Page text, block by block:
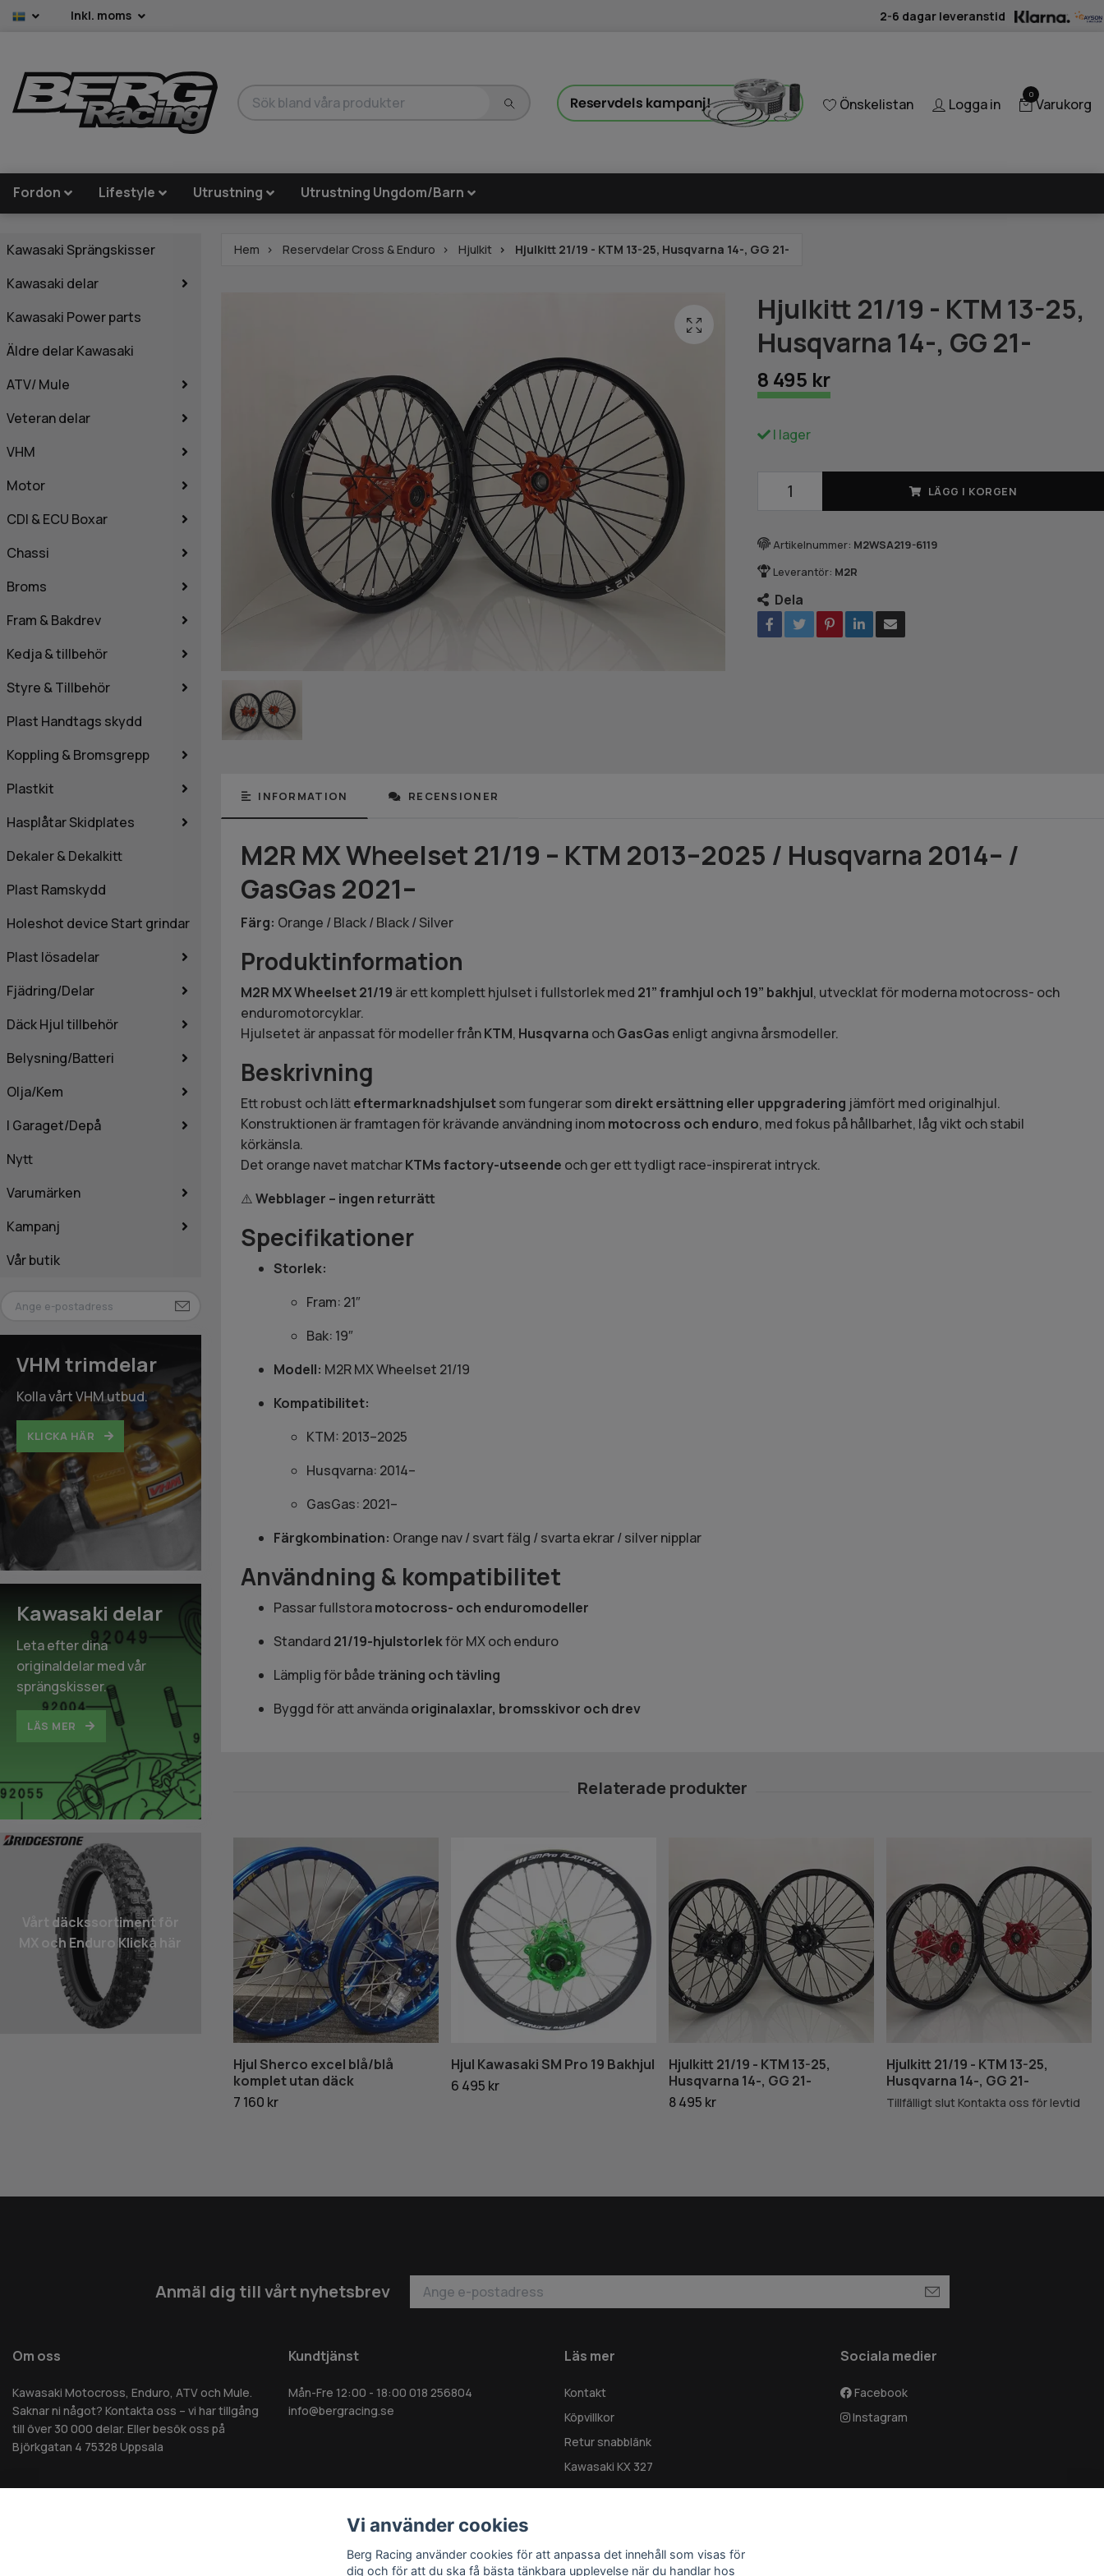
Inkl. moms 2-6 dagar leveranstid
Önskelistan Logga in
0
Varukorg
Fordon Lifestyle Utrustning Utrustning Ungdom/Barn
Kawasaki Sprängskisser
Kawasaki delar
Kawasaki Power parts
Äldre delar Kawasaki
ATV/ Mule
Veteran delar
VHM
Motor
CDI & ECU Boxar
Chassi
Broms
Fram & Bakdrev
Kedja & tillbehör
Styre & Tillbehör
Plast Handtags skydd
Koppling & Bromsgrepp
Plastkit
Hasplåtar Skidplates
Dekaler & Dekalkitt
Plast Ramskydd
Holeshot device Start grindar
Plast lösadelar
Fjädring/Delar
Däck Hjul tillbehör
Belysning/Batteri
Olja/Kem
I Garaget/Depå
Nytt
Varumärken
Kampanj
Vår butik
VHM trimdelar
Kolla vårt VHM utbud.
KLICKA HÄR
Kawasaki delar
Leta efter dina
originaldelar med vår
sprängskisser.
LÄS MER
Vårt däcks­sortiment för
MX och Enduro Klicka här
Hem Reservdelar Cross & Enduro Hjulkit Hjulkitt 21/19 - KTM 13-25, Husqvarna 14-, GG 21-
Hjulkitt 21/19 - KTM 13-25,
Husqvarna 14-, GG 21-
8 495 kr
I lager
LÄGG I KORGEN
Artikelnummer: M2WSA219-6119
Leverantör: M2R
Dela
INFORMATION RECENSIONER
M2R MX Wheelset 21/19 – KTM 2013–2025 / Husqvarna 2014– /
GasGas 2021–
Färg: Orange / Black / Black / Silver
Produktinformation
M2R MX Wheelset 21/19 är ett komplett hjulset i fullstorlek med 21” framhjul och 19” bakhjul, utvecklat för moderna motocross- och
enduromotorcyklar.
Hjulsetet är anpassat för modeller frånKTM, Husqvarna ochGasGas enligt angivna årsmodeller.
Beskrivning
Ett robust och lätteftermarknadshjulsetsom fungerar som direkt ersättning eller uppgradering jämfört med originalhjul.
Konstruktionen är framtagen för krävande användning inom motocross och enduro, med fokus på hållbarhet, låg vikt och stabil
körkänsla.
Det orange navet matcharKTMs factory-utseende och ger ett tydligt race-inspirerat intryck.
⚠️Webblager – ingen returrätt
Specifikationer
Storlek:
Fram: 21″
Bak: 19″
Modell: M2R MX Wheelset 21/19
Kompatibilitet:
KTM: 2013–2025
Husqvarna: 2014–
GasGas: 2021–
Färgkombination: Orange nav / svart fälg / svarta ekrar / silver nipplar
Användning & kompatibilitet
Passar fullstoramotocross- och enduromodeller
Standard 21/19-hjulstorlekför MX och enduro
Lämplig för bådeträning och tävling
Byggd för att användaoriginalaxlar, bromsskivor och drev
Hjul Sherco excel blå/blå
komplet utan däck
7 160 kr
Hjul Kawasaki SM Pro 19 Bakhjul
6 495 kr
Hjulkitt 21/19 - KTM 13-25,
Husqvarna 14-, GG 21-
8 495 kr
Hjulkitt 21/19 - KTM 13-25,
Husqvarna 14-, GG 21-
Tillfälligt slut Kontakta oss för levtid
Anmäl dig till vårt nyhetsbrev
Om oss
Kawasaki Motocross, Enduro, ATV och Mule.
Saknar ni något? Kontakta oss – vi har tillgång
till över 30 000 delar. Eller besök oss på
Björkgatan 4 75328 Uppsala
Kundtjänst
Mån-Fre 12:00 - 18:00 018 256804
info@bergracing.se
Läs mer
Kontakt
Köpvillkor
Retur snabblänk
Kawasaki KX 327
Sociala medier
Facebook
Instagram
Vi använder cookies
Berg Racing använder cookies för att anpassa det innehåll som visas för
dig och för att du ska få bästa tänkbara upplevelse när du handlar hos